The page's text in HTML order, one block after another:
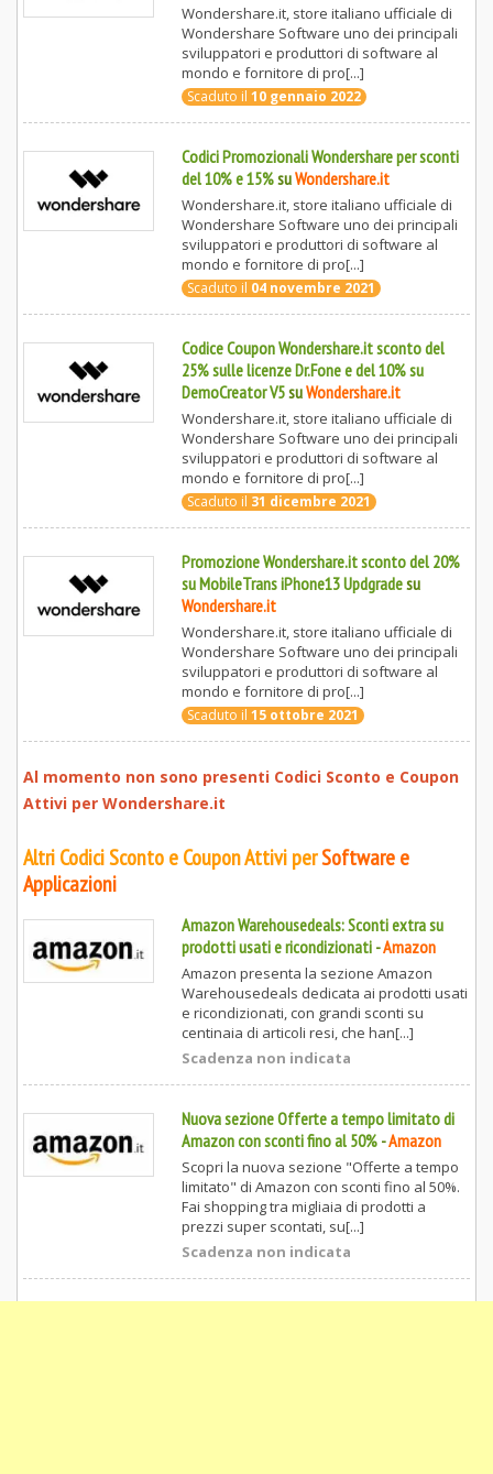
Wondershare.it, store italiano ufficiale di
Wondershare Software uno dei principali
sviluppatori e produttori di software al
mondo e fornitore di pro[...]
Scaduto il 10 gennaio 2022
Codici Promozionali Wondershare per sconti
del 10% e 15%suWondershare.it
Wondershare.it, store italiano ufficiale di
Wondershare Software uno dei principali
sviluppatori e produttori di software al
mondo e fornitore di pro[...]
Scaduto il 04 novembre 2021
Codice Coupon Wondershare.it sconto del
25% sulle licenze Dr.Fone e del 10% su
DemoCreator V5suWondershare.it
Wondershare.it, store italiano ufficiale di
Wondershare Software uno dei principali
sviluppatori e produttori di software al
mondo e fornitore di pro[...]
Scaduto il 31 dicembre 2021
Promozione Wondershare.it sconto del 20%
su MobileTrans iPhone13 Updgradesu
Wondershare.it
Wondershare.it, store italiano ufficiale di
Wondershare Software uno dei principali
sviluppatori e produttori di software al
mondo e fornitore di pro[...]
Scaduto il 15 ottobre 2021
Al momento non sono presenti Codici Sconto e Coupon
Attivi per Wondershare.it
Altri Codici Sconto e Coupon Attivi perSoftware e
Applicazioni
Amazon Warehousedeals: Sconti extra su
prodotti usati e ricondizionati-Amazon
Amazon presenta la sezione Amazon
Warehousedeals dedicata ai prodotti usati
e ricondizionati, con grandi sconti su
centinaia di articoli resi, che han[...]
Scadenza non indicata
Nuova sezione Offerte a tempo limitato di
Amazon con sconti fino al 50%-Amazon
Scopri la nuova sezione "Offerte a tempo
limitato" di Amazon con sconti fino al 50%.
Fai shopping tra migliaia di prodotti a
prezzi super scontati, su[...]
Scadenza non indicata